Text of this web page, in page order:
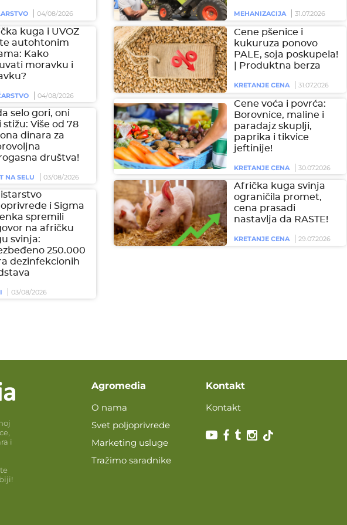
04/08/2026
kuga i UVOZ
autohtonim
Kako
moravku i
04/08/2026
selo gori, oni
stižu: Više od 78
dinara za
društva!
NA SELU 03/08/2026
i Sigma
spremili
na afričku
svinja:
250.000
dezinfekcionih
03/08/2026
MEHANIZACIJA 31.07.2026
Cene pšenice i
kukuruza ponovo
PALE, soja poskupela!
| Produktna berza
KRETANJE CENA 31.07.2026
Cene voća i povrća:
Borovnice, maline i
paradajz skuplji,
paprika i tikvice
jeftinije!
KRETANJE CENA 30.07.2026
Afrička kuga svinja
ograničila promet,
cena prasadi
nastavlja da RASTE!
KRETANJE CENA 29.07.2026
i
Agromedia
O nama
Svet poljoprivrede
Marketing usluge
Tražimo saradnike
Kontakt
Kontakt